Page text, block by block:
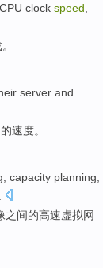
, CPU clock speed
。
server and
速度。
capacity planning
之间的高速虚拟网